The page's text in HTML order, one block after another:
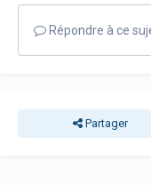
Répondre à ce
Partager